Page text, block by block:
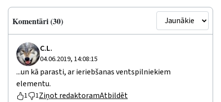
Komentāri (30)
C.L.
04.06.2019, 14:08:15
...un kā parasti, ar ieriebšanas ventspilniekiem
elementu.
1 1Ziņot redaktoramAtbildēt